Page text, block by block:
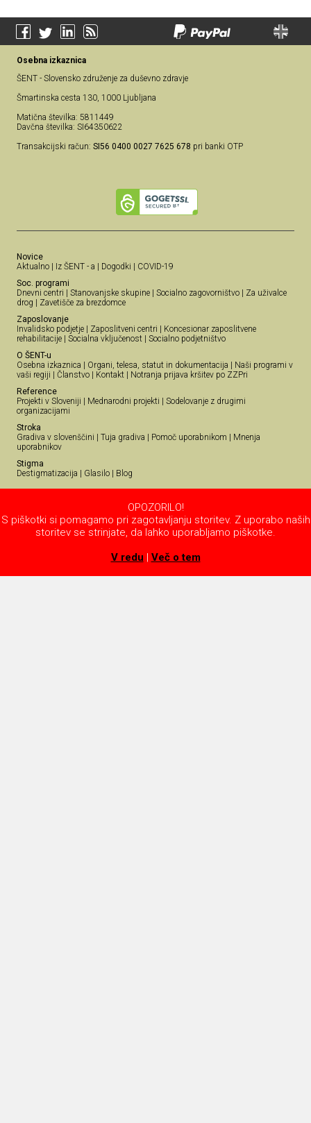
Osebna izkaznica
ŠENT - Slovensko združenje za duševno zdravje
Šmartinska cesta 130, 1000 Ljubljana
Matična številka: 5811449
Davčna številka: SI64350622
Transakcijski račun: SI56 0400 0027 7625 678 pri banki OTP
Novice
Aktualno
Iz ŠENT - a Dogodki
COVID-19
Soc. programi
Dnevni centri
Stanovanjske skupine Socialno zagovorništvo
Za uživalce
drog
Zavetišče za brezdomce
Zaposlovanje
Invalidsko podjetje
Zaposlitveni centri
Koncesionar zaposlitvene
rehabilitacije
Socialna vključenost
Socialno podjetništvo
O ŠENT-u
Osebna izkaznica
Organi, telesa, statut in dokumentacija
Naši programi v
vaši regiji
Članstvo Kontakt
Notranja prijava kršitev po ZZPri
Reference
Projekti v Sloveniji
Mednarodni projekti
Sodelovanje z drugimi
organizacijami
Stroka
Gradiva v slovenščini
Tuja gradiva Pomoč uporabnikom
Mnenja
uporabnikov
Stigma
Destigmatizacija
Glasilo Blog
OPOZORILO!
S piškotki si pomagamo pri zagotavljanju storitev. Z uporabo naših
storitev se strinjate, da lahko uporabljamo piškotke.
V redu | Več o tem